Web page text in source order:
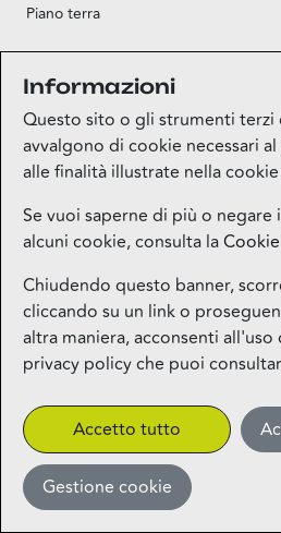
Piano terra
Medi-market
Piano terra
Mila Beauty Lounge
Piano terra
Milos – Greek Food – Coming
Soon
1° piano
CLICK&COLLECT
Miniso
Informazioni
Questo sito o gli strumenti terzi
avvalgono di cookie necessari
alle finalità illustrate nella
Se vuoi saperne di più o
alcuni cookie, consulta la
Chiudendo questo banner,
cliccando su un link o
altra maniera, acconsenti
privacy policy che puoi
Accetto tutto
Gestione cookie